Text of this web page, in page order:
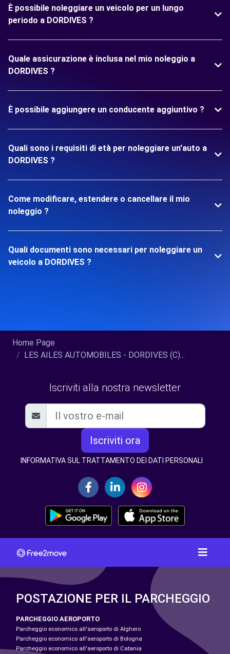
È possibile noleggiare un veicolo per un lungo
periodo a DORDIVES ?
Quale assicurazione è inclusa nel mio noleggio a
DORDIVES ?
È possibile aggiungere un conducente aggiuntivo ?
Quali sono i requisiti di età per noleggiare un'auto a
DORDIVES ?
Come modificare, estendere o cancellare il mio
noleggio ?
Quali documenti sono necessari per noleggiare un
veicolo a DORDIVES ?
Home Page
LES AILES AUTOMOBILES - DORDIVES (C)...
Iscriviti alla nostra newsletter
Iscriviti ora
INFORMATIVA SUL TRATTAMENTO DEI DATI PERSONALI
POSTAZIONE PER IL PARCHEGGIO
PARCHEGGIO AEROPORTO
Parcheggio economico all'aeroporto di Alghero
Parcheggio economico all'aeroporto di Bologna
Parcheggio economico all'aeroporto di Catania